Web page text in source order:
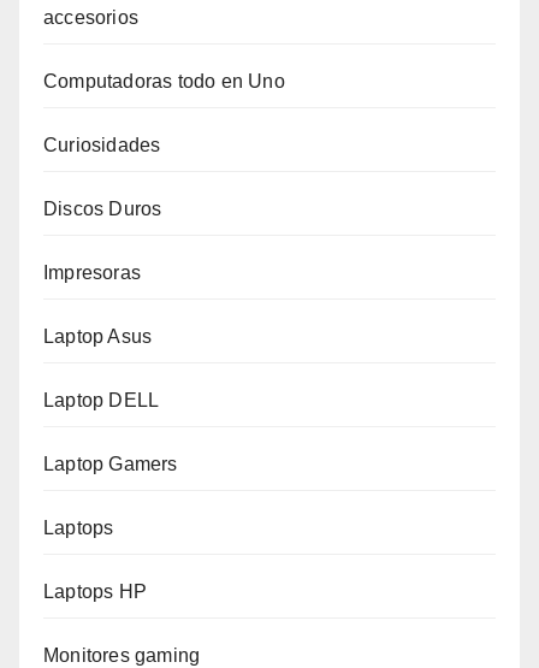
accesorios
Computadoras todo en Uno
Curiosidades
Discos Duros
Impresoras
Laptop Asus
Laptop DELL
Laptop Gamers
Laptops
Laptops HP
Monitores gaming